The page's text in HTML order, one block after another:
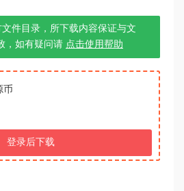
文件目录，所下载内容保证与文
，如有疑问请 点击使用帮助
币
登录后下载